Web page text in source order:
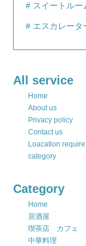
スイートルー
エスカレータ
All service
Home
About us
Privacy policy
Contact us
Loacation require
category
Category
Home
居酒屋
喫茶店 カフェ
中華料理